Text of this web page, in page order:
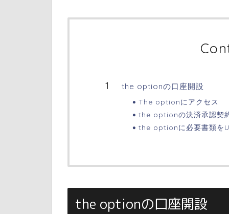
the optionの口座開設
The optionにアクセス
the optionの決済承認契
the optionに必要書類を
the optionの口座開設